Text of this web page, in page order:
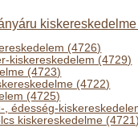
(4726)
kiskereskedelem (4729)
(4723)
(4722)
(4725)
, édesség-
kiskereskedelme (4721)